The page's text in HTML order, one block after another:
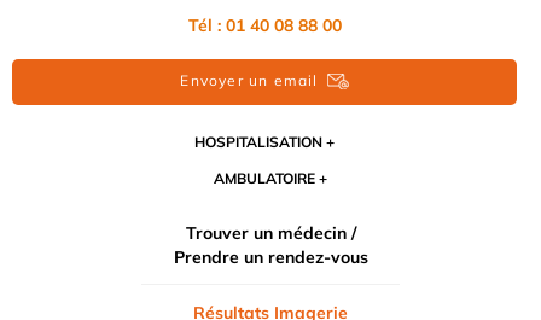
Tél : 01 40 08 88 00
Envoyer un email
HOSPITALISATION
AMBULATOIRE
Trouver un médecin /
Prendre un rendez-vous
Résultats Imagerie